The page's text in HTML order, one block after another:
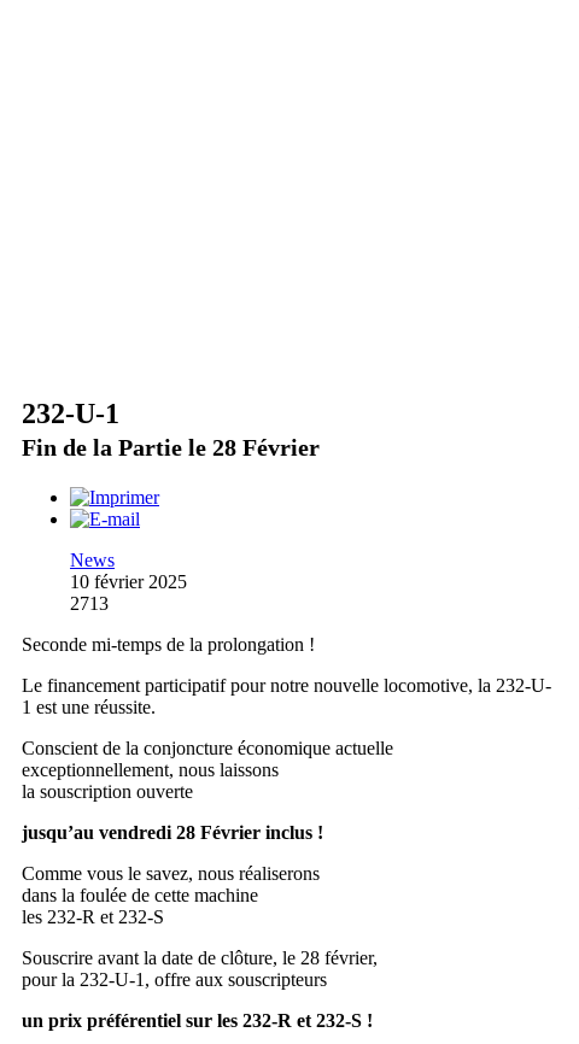
232-U-1
Fin de la Partie le 28 Février
News
10 février 2025
2713
Seconde mi-temps de la prolongation !
Le financement participatif pour notre nouvelle locomotive, la 232-U-
1 est une réussite.
Conscient de la conjoncture économique actuelle
exceptionnellement, nous laissons
la souscription ouverte
jusqu’au vendredi 28 Février inclus !
Comme vous le savez, nous réaliserons
dans la foulée de cette machine
les 232-R et 232-S
Souscrire avant la date de clôture, le 28 février,
pour la 232-U-1, offre aux souscripteurs
un prix préférentiel sur les 232-R et 232-S !